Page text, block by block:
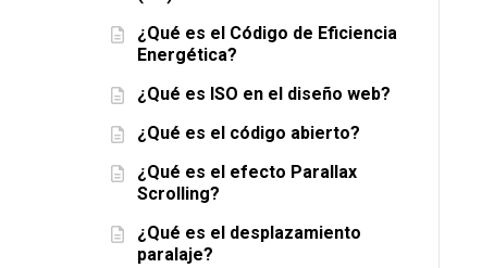
¿Qué es el Código de Eficiencia
Energética?
¿Qué es ISO en el diseño web?
¿Qué es el código abierto?
¿Qué es el efecto Parallax
Scrolling?
¿Qué es el desplazamiento
paralaje?